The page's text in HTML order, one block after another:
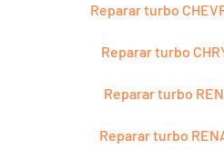
Reparar turbo
Reparar turbo
Reparar turbo
Reparar turbo